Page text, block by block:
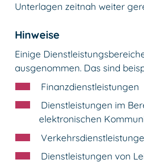
Unterlagen zeitnah weiter
Hinweise
Einige
ausgenommen. Das sind
Finanzdienstleistungen
Dienstleistungen im
elektronischen
Dienstleistungen von